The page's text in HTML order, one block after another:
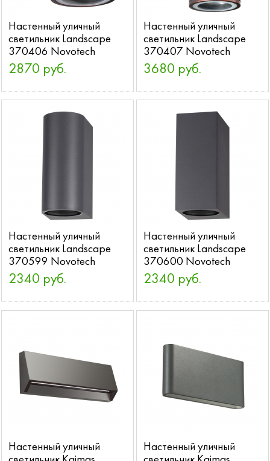
Настенный уличный
светильник Landscape
370406 Novotech
2870 руб.
Настенный уличный
светильник Landscape
370407 Novotech
3680 руб.
Настенный уличный
светильник Landscape
370599 Novotech
2340 руб.
Настенный уличный
светильник Landscape
370600 Novotech
2340 руб.
Настенный уличный
Настенный уличный